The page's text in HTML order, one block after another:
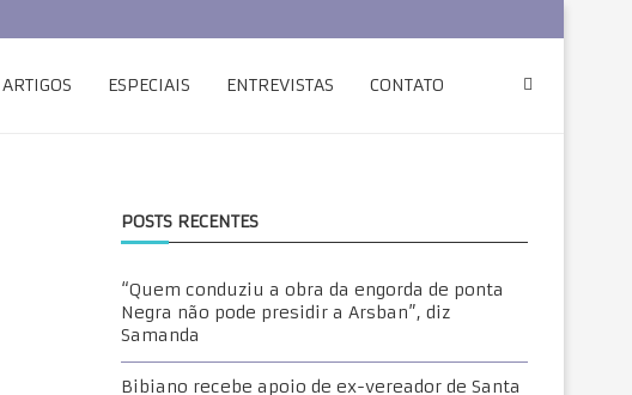
ARTIGOS ESPECIAIS ENTREVISTAS CONTATO
POSTS RECENTES
“Quem conduziu a obra da engorda de ponta
Negra não pode presidir a Arsban”, diz
Samanda
Bibiano recebe apoio de ex-vereador de Santa